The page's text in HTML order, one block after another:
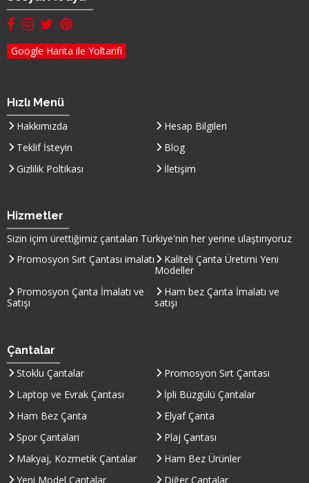
facebook hesabımız(yeni sayfada açılır)
instagram hesabımız(yeni sayfada açılır)
twitter hesabımız(yeni sayfada açılır)
pinterest hesabımız (yeni sayfada açılır)
Google Harita ile Yoltarifi
Hızlı Menü
Hakkımızda
Hesap Bilgileri
Teklif İsteyin
Blog
Gizlilik Poltikası
İletişim
Hizmetler
Sizin içim ürettiğimiz çantaları Türkiye'nin her yerine ulaştırıyoruz
Promosyon Sırt Çantası imalatı
Kaliteli Çanta Üretimi Yeni
Modeller
Promosyon Çanta İmalatı ve
Satışı
Ham bez Çanta İmalatı ve
satışı
Çantalar
Stoklu Çantalar
Promosyon Sırt Çantası
Laptop ve Evrak Çantası
İpli Büzgülü Çantalar
Ham Bez Çanta
Elyaf Çanta
Spor Çantaları
Plaj Çantası
Makyaj, Kozmetik Çantalar
Ham Bez Ürünler
Yeni Model Çantalar
Diğer Çantalar